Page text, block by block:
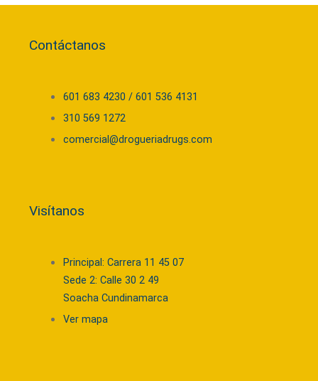
Contáctanos
601 683 4230 / 601 536 4131
310 569 1272
comercial@drogueriadrugs.com
Visítanos
Principal: Carrera 11 45 07
Sede 2: Calle 30 2 49
Soacha Cundinamarca
Ver mapa